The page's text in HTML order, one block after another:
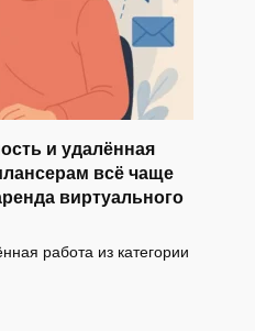
и удалённая
всё чаще
виртуального
работа из категории